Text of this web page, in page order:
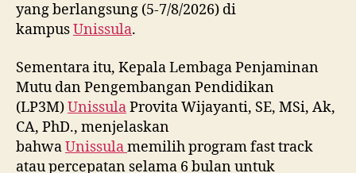
yang berlangsung (5-7/8/2026) di
kampusUnissula.
Sementara itu, Kepala Lembaga Penjaminan
Mutu dan Pengembangan Pendidikan
(LP3M)UnissulaProvita Wijayanti, SE, MSi, Ak,
CA, PhD., menjelaskan
bahwaUnissulamemilih program fast track
atau percepatan selama 6 bulan untuk